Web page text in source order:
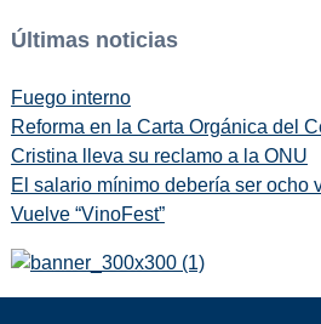
Últimas noticias
Fuego interno
Reforma en la Carta Orgánica del
Cristina lleva su reclamo a la ONU
El salario mínimo debería ser ocho
Vuelve “VinoFest”